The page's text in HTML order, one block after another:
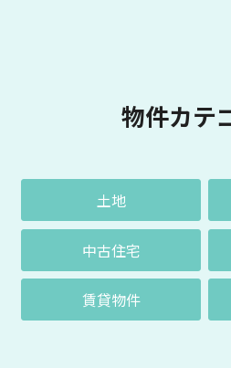
物件カテ
土地
中古住宅
賃貸物件